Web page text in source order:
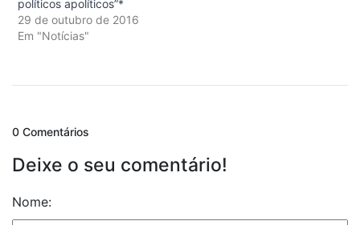
políticos apolíticos”*
29 de outubro de 2016
Em "Notícias"
0 Comentários
Deixe o seu comentário!
Nome: